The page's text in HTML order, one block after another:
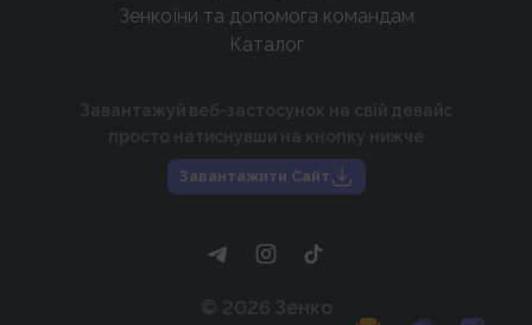
Зенкоїни та допомога командам
Каталог
Завантажуй веб-застосунок на свій девайс
просто натиснувши на кнопку нижче
Завантажити Сайт
© 2026 Зенко